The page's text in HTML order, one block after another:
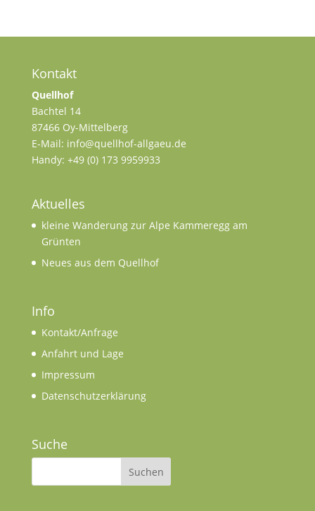
Kontakt
Quellhof
Bachtel 14
87466 Oy-Mittelberg
E-Mail: info@quellhof-allgaeu.de
Handy: +49 (0) 173 9959933
Aktuelles
kleine Wanderung zur Alpe Kammeregg am
Grünten
Neues aus dem Quellhof
Info
Kontakt/Anfrage
Anfahrt und Lage
Impressum
Datenschutzerklärung
Suche